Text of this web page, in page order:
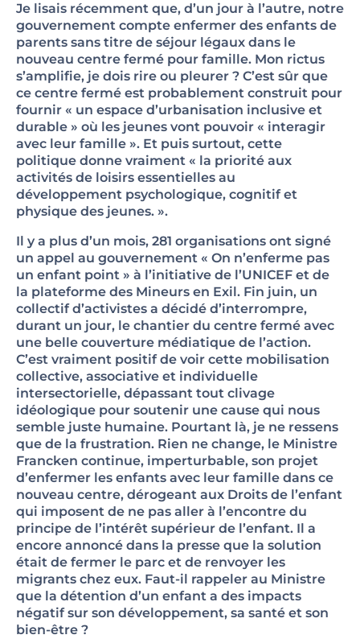
Je lisais récemment que, d’un jour à l’autre, notre
gouvernement compte enfermer des enfants de
parents sans titre de séjour légaux dans le
nouveau centre fermé pour famille. Mon rictus
s’amplifie, je dois rire ou pleurer ? C’est sûr que
ce centre fermé est probablement construit pour
fournir « un espace d’urbanisation inclusive et
durable » où les jeunes vont pouvoir « interagir
avec leur famille ». Et puis surtout, cette
politique donne vraiment « la priorité aux
activités de loisirs essentielles au
développement psychologique, cognitif et
physique des jeunes. ».
Il y a plus d’un mois, 281 organisations ont signé
un appel au gouvernement « On n’enferme pas
un enfant point » à l’initiative de l’UNICEF et de
la plateforme des Mineurs en Exil. Fin juin, un
collectif d’activistes a décidé d’interrompre,
durant un jour, le chantier du centre fermé avec
une belle couverture médiatique de l’action.
C’est vraiment positif de voir cette mobilisation
collective, associative et individuelle
intersectorielle, dépassant tout clivage
idéologique pour soutenir une cause qui nous
semble juste humaine. Pourtant là, je ne ressens
que de la frustration. Rien ne change, le Ministre
Francken continue, imperturbable, son projet
d’enfermer les enfants avec leur famille dans ce
nouveau centre, dérogeant aux Droits de l’enfant
qui imposent de ne pas aller à l’encontre du
principe de l’intérêt supérieur de l’enfant. Il a
encore annoncé dans la presse que la solution
était de fermer le parc et de renvoyer les
migrants chez eux. Faut-il rappeler au Ministre
que la détention d’un enfant a des impacts
négatif sur son développement, sa santé et son
bien-être ?